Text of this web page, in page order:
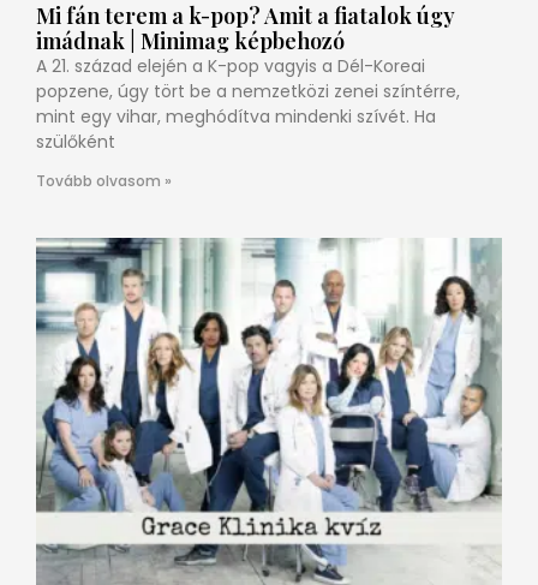
Mi fán terem a k-pop? Amit a fiatalok úgy
imádnak | Minimag képbehozó
A 21. század elején a K-pop vagyis a Dél-Koreai
popzene, úgy tört be a nemzetközi zenei színtérre,
mint egy vihar, meghódítva mindenki szívét. Ha
szülőként
Tovább olvasom »